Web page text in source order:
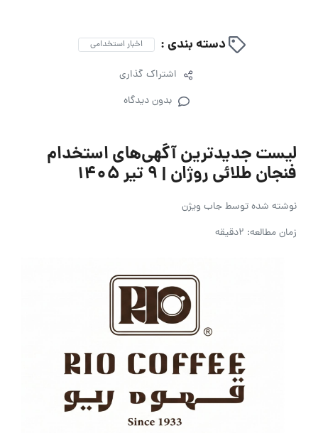
دسته بندی : اخبار استخدامی
اشتراک گذاری
بدون دیدگاه
لیست جدیدترین آگهی‌های استخدام
فنجان طلائی روژان | ۹ تیر ۱۴۰۵
نوشته شده توسطجاب ویژن
زمان مطالعه: 2دقیقه